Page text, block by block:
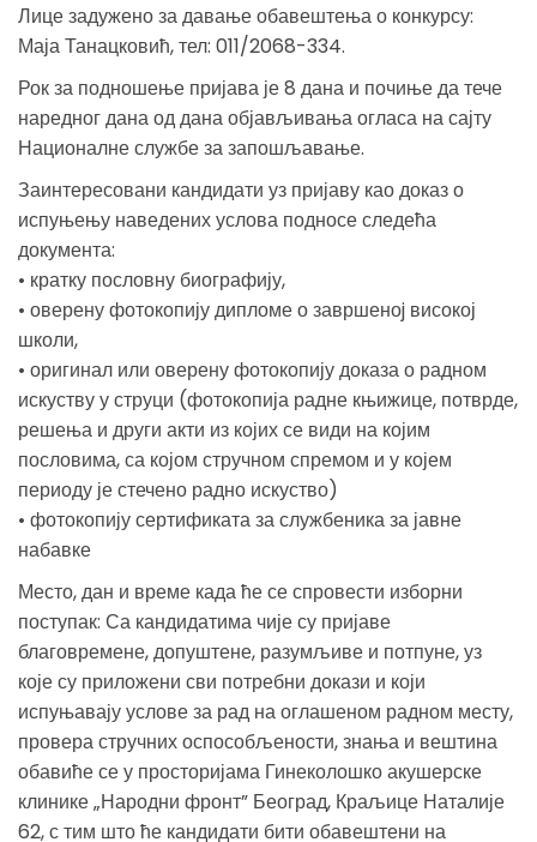
Лице задужено за давање обавештења о конкурсу:
Маја Танацковић, тел: 011/2068-334.
Рок за подношење пријава је 8 дана и почиње да тече
наредног дана од дана објављивања огласа на сајту
Националне службе за запошљавање.
Заинтересовани кандидати уз пријаву као доказ о
испуњењу наведених услова подносе следећа
документа:
• кратку пословну биографију,
• оверену фотокопију дипломе о завршеноj високој
школи,
• оригинал или оверену фотокопију доказа о радном
искуству у струци (фотокопија радне књижице, потврде,
решења и други акти из којих се види на којим
пословима, са којом стручном спремом и у којем
периоду је стечено радно искуство)
• фотокопију сертификата за службеника за јавне
набавке
Место, дан и време када ће се спровести изборни
поступак: Са кандидатима чије су пријаве
благовремене, допуштене, разумљиве и потпуне, уз
које су приложени сви потребни докази и који
испуњавају услове за рад на оглашеном радном месту,
провера стручних оспособљености, знања и вештина
обавиће се у просторијама Гинеколошко акушерске
клинике „Народни фронт” Београд, Краљице Наталије
62, с тим што ће кандидати бити обавештени на